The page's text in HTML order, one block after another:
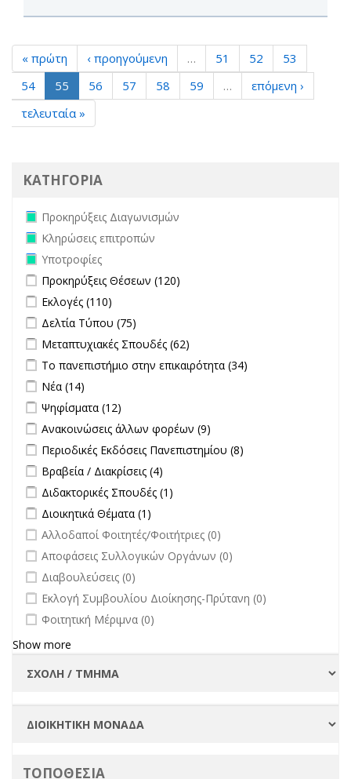
« πρώτη ‹ προηγούμενη … 51 52
53
54
55 56 57 58 59 …
επόμενη ›
τελευταία »
ΚΑΤΗΓΟΡΙΑ
Remove Προκηρύξεις Διαγωνισμών filter
Προκηρύξεις Διαγωνισμών
Remove Κληρώσεις επιτροπών filter
Κληρώσεις επιτροπών
Remove Υποτροφίες filter
Υποτροφίες
Apply Προκηρύξεις Θέσεων filter
Προκηρύξεις Θέσεων (120)
Apply Εκλογές filter
Εκλογές (110)
Apply Δελτία Τύπου filter
Δελτία Τύπου (75)
Apply Μεταπτυχιακές Σπουδές filter
Μεταπτυχιακές Σπουδές (62)
Apply Το πανεπιστήμιο στην επικαιρότητα filter
Το πανεπιστήμιο στην επικαιρότητα (34)
Apply Νέα filter
Νέα (14)
Apply Ψηφίσματα filter
Ψηφίσματα (12)
Apply Ανακοινώσεις άλλων φορέων filter
Ανακοινώσεις άλλων φορέων (9)
Apply Περιοδικές Εκδόσεις Πανεπιστημίου filter
Περιοδικές Εκδόσεις Πανεπιστημίου (8)
Apply Βραβεία / Διακρίσεις filter
Βραβεία / Διακρίσεις (4)
Apply Διδακτορικές Σπουδές filter
Διδακτορικές Σπουδές (1)
Apply Διοικητικά Θέματα filter
Διοικητικά Θέματα (1)
undefined
Αλλοδαποί Φοιτητές/Φοιτήτριες (0)
undefined
Αποφάσεις Συλλογικών Οργάνων (0)
undefined
Διαβουλεύσεις (0)
undefined
Εκλογή Συμβουλίου Διοίκησης-Πρύτανη (0)
undefined
Φοιτητική Μέριμνα (0)
Show more
ΤΟΠΟΘΕΣΙΑ